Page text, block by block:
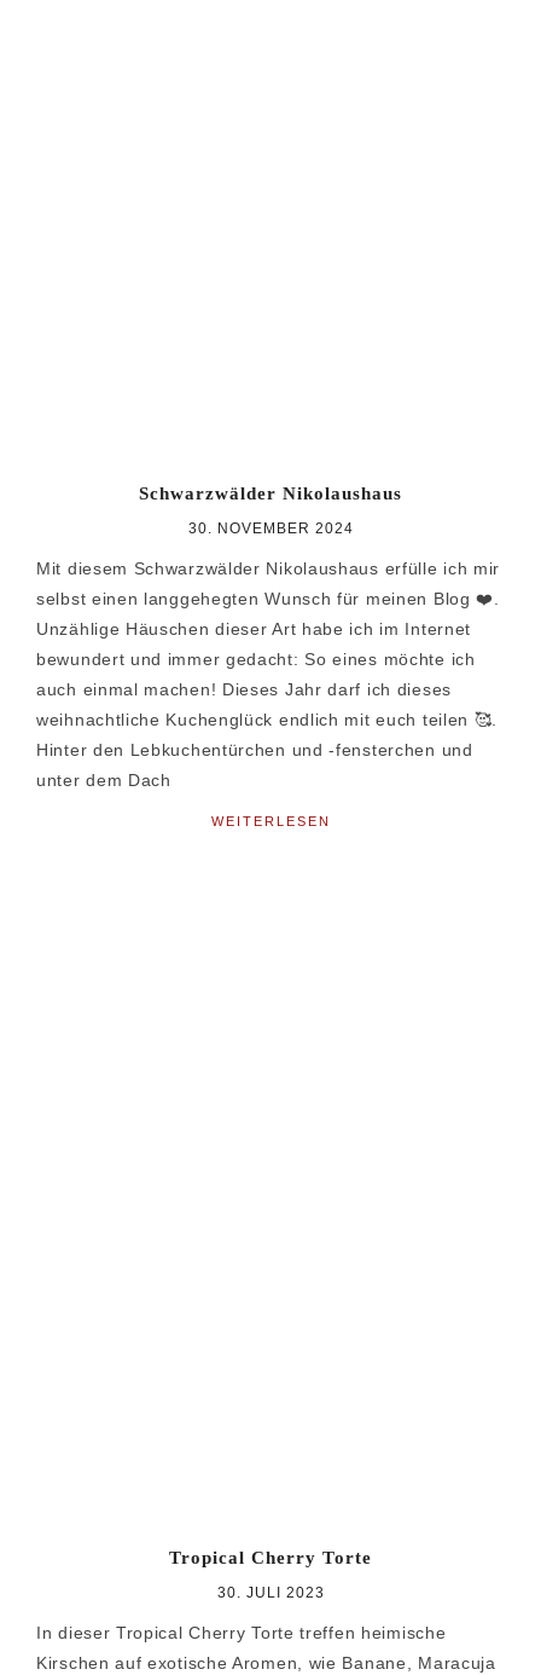
Schwarzwälder Nikolaushaus
30. NOVEMBER 2024
Mit diesem Schwarzwälder Nikolaushaus erfülle ich mir
selbst einen langgehegten Wunsch für meinen Blog ❤️.
Unzählige Häuschen dieser Art habe ich im Internet
bewundert und immer gedacht: So eines möchte ich
auch einmal machen! Dieses Jahr darf ich dieses
weihnachtliche Kuchenglück endlich mit euch teilen 🥰.
Hinter den Lebkuchentürchen und -fensterchen und
unter dem Dach
WEITERLESEN
Tropical Cherry Torte
30. JULI 2023
In dieser Tropical Cherry Torte treffen heimische
Kirschen auf exotische Aromen, wie Banane, Maracuja